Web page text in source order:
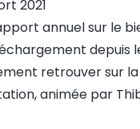
2021
annuel sur le
depuis
retrouver sur
animée par